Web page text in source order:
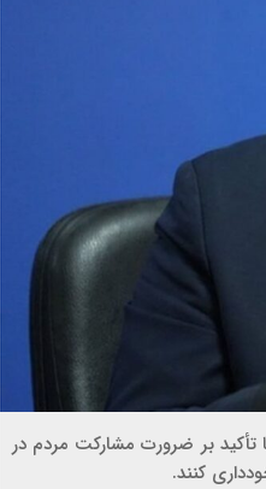
هزار مهاجر غیرقانونی طی سال ۱۴۰۳ خبر داد. وی با تأکید بر ضرورت مشارکت مردم در
کنند.